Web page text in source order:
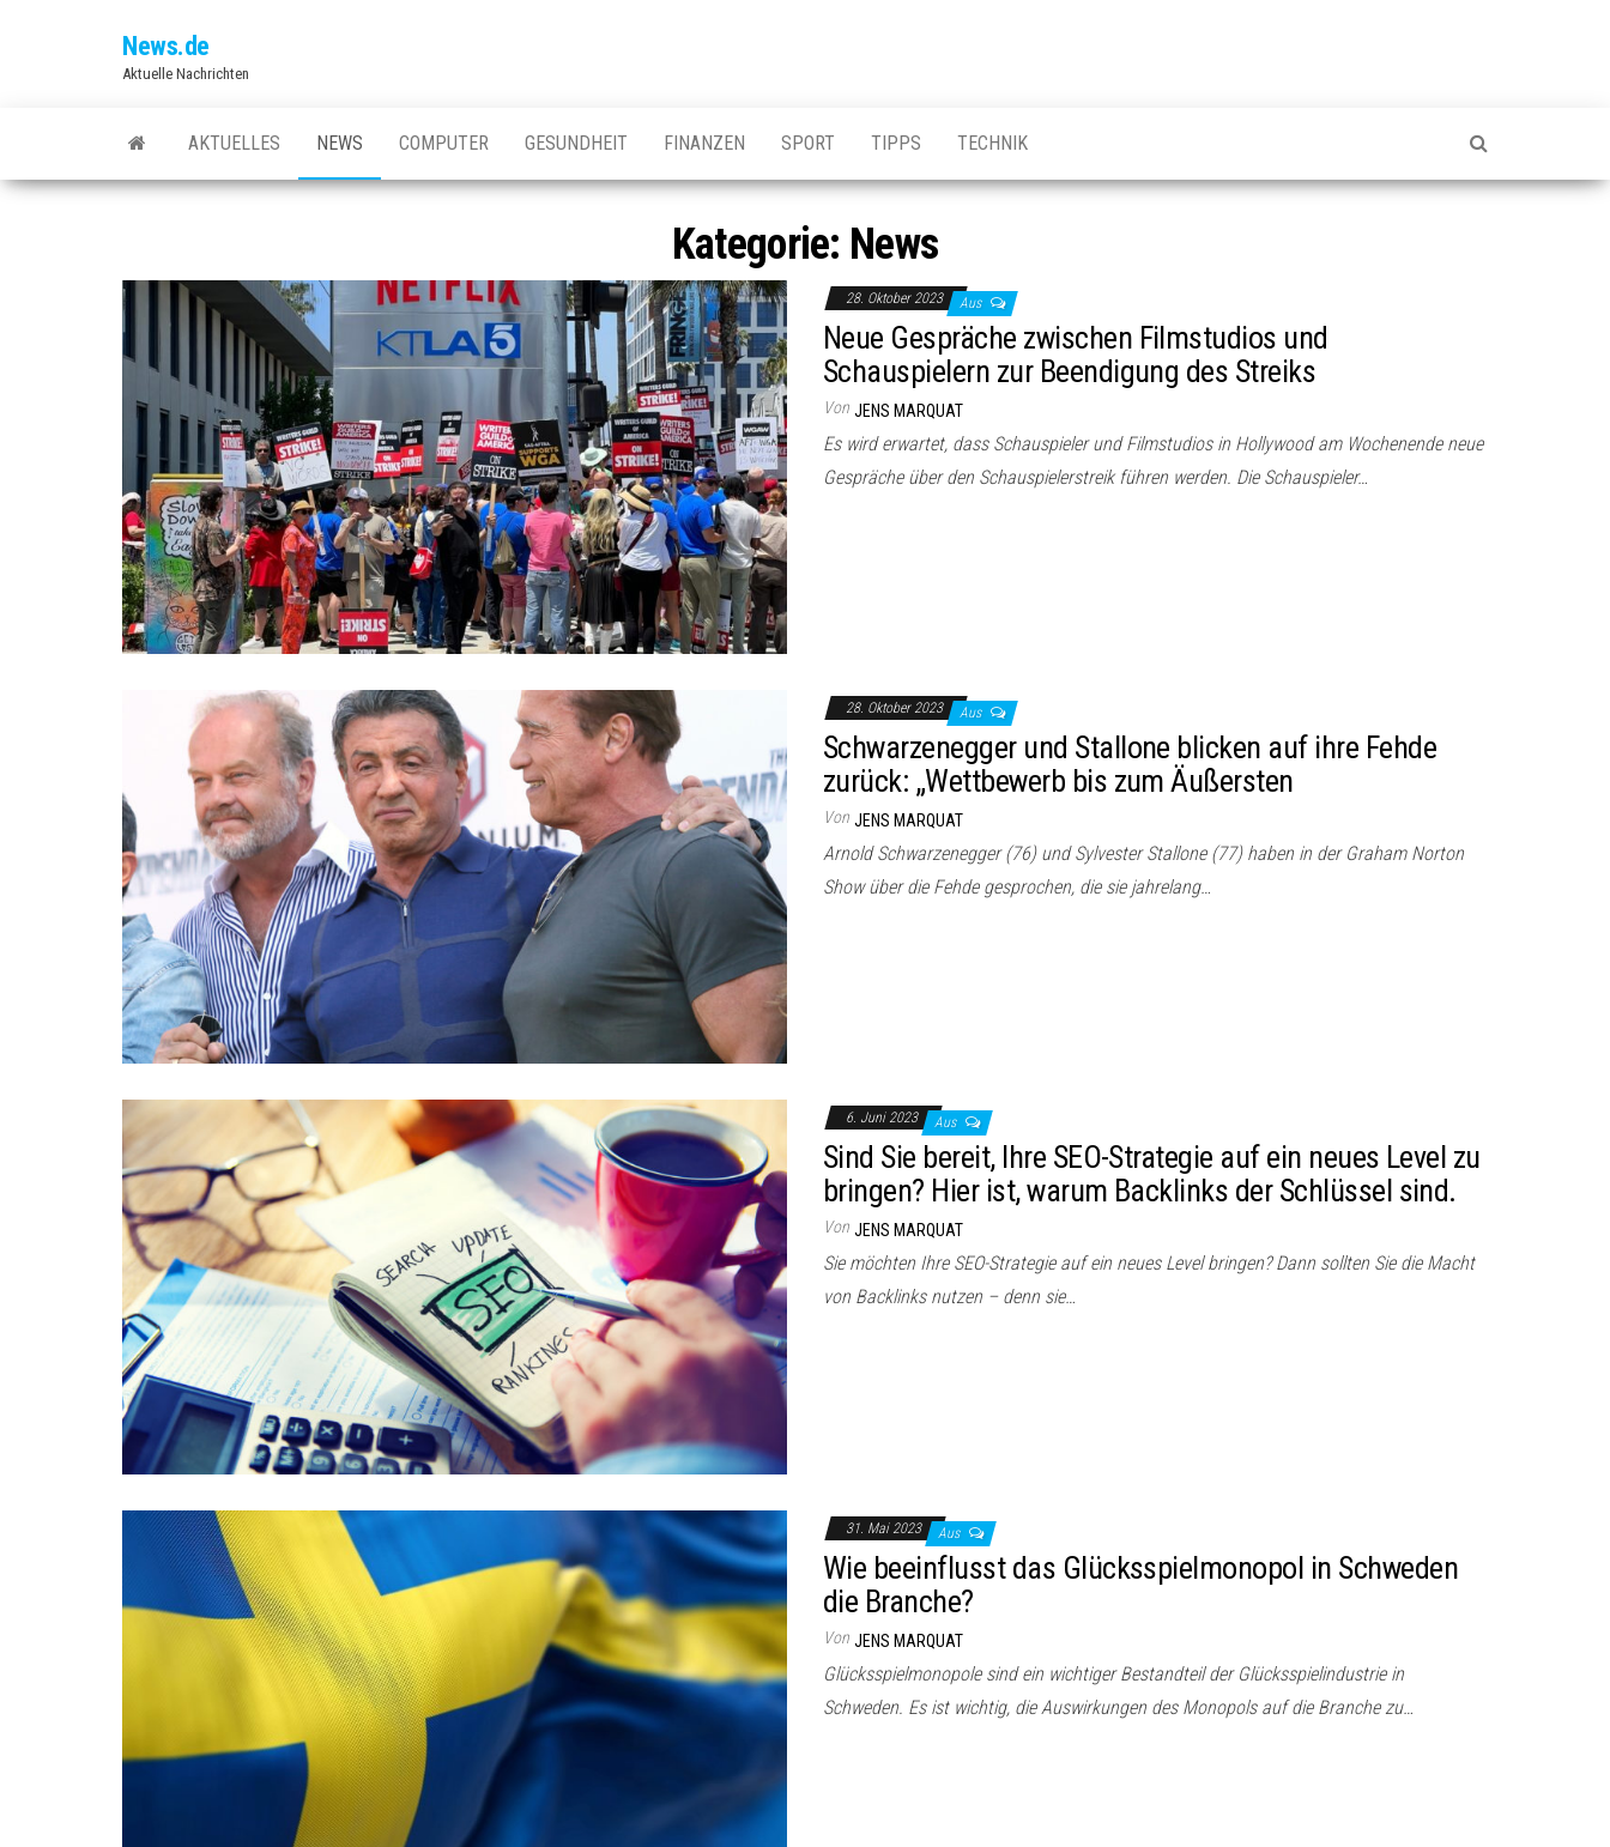
News.de
Aktuelle Nachrichten
AKTUELLES NEWS COMPUTER GESUNDHEIT FINANZEN SPORT TIPPS TECHNIK
Kategorie: News
28. Oktober 2023 Aus
Neue Gespräche zwischen Filmstudios und
Schauspielern zur Beendigung des Streiks
Von JENS MARQUAT
Es wird erwartet, dass Schauspieler und Filmstudios in Hollywood am Wochenende neue
Gespräche über den Schauspielerstreik führen werden. Die Schauspieler…
28. Oktober 2023 Aus
Schwarzenegger und Stallone blicken auf ihre Fehde
zurück: „Wettbewerb bis zum Äußersten
Von JENS MARQUAT
Arnold Schwarzenegger (76) und Sylvester Stallone (77) haben in der Graham Norton
Show über die Fehde gesprochen, die sie jahrelang…
6. Juni 2023 Aus
Sind Sie bereit, Ihre SEO-Strategie auf ein neues Level zu
bringen? Hier ist, warum Backlinks der Schlüssel sind.
Von JENS MARQUAT
Sie möchten Ihre SEO-Strategie auf ein neues Level bringen? Dann sollten Sie die Macht
von Backlinks nutzen – denn sie…
31. Mai 2023 Aus
Wie beeinflusst das Glücksspielmonopol in Schweden
die Branche?
Von JENS MARQUAT
Glücksspielmonopole sind ein wichtiger Bestandteil der Glücksspielindustrie in
Schweden. Es ist wichtig, die Auswirkungen des Monopols auf die Branche zu…